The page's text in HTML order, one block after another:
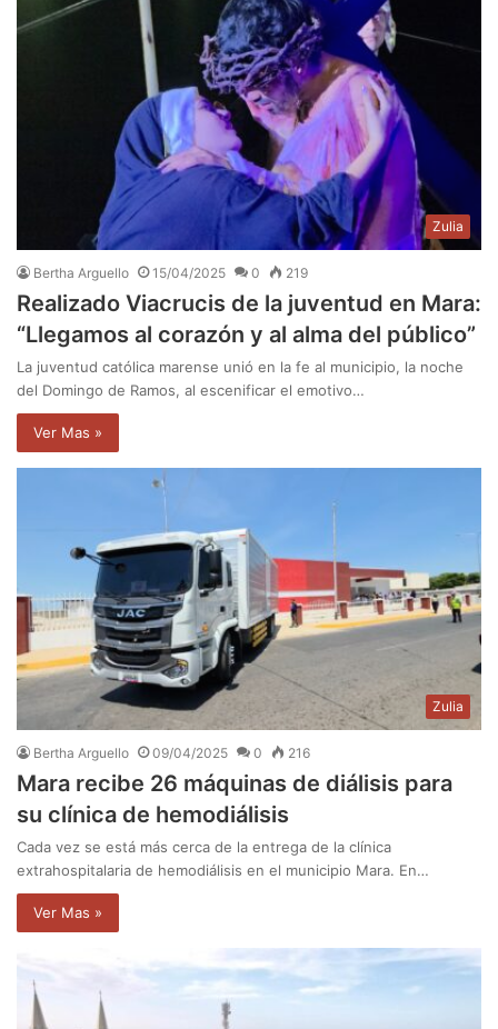
Zulia
Bertha Arguello 15/04/2025 0 219
Realizado Viacrucis de la juventud en Mara:
“Llegamos al corazón y al alma del público”
La juventud católica marense unió en la fe al municipio, la noche
del Domingo de Ramos, al escenificar el emotivo…
Ver Mas »
Zulia
Bertha Arguello 09/04/2025 0 216
‎Mara recibe 26 máquinas de diálisis para
su clínica de hemodiálisis
Cada vez se está más cerca de la entrega de la clínica
extrahospitalaria de hemodiálisis en el municipio Mara. En…
Ver Mas »